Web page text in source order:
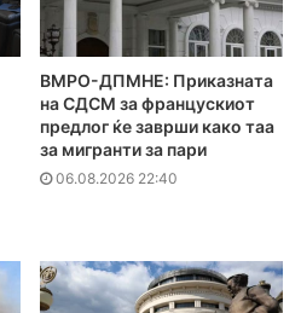
ВМРО-ДПМНЕ: Приказната
на СДСМ за францускиот
предлог ќе заврши како таа
за мигранти за пари
06.08.2026 22:40